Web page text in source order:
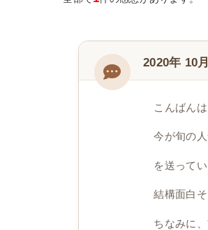
2020年 10
こんばんは
今が旬の
を送って
結構面白そ
ちなみに